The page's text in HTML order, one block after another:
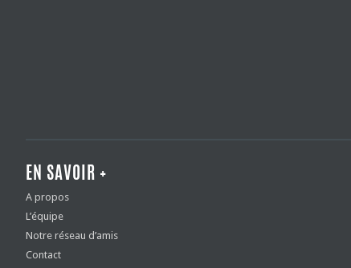
EN SAVOIR +
A propos
L’équipe
Notre réseau d’amis
Contact